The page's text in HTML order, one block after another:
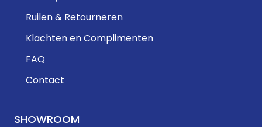
Ruilen & Retourneren
Klachten en Complimenten
FAQ
Contact
SHOWROOM